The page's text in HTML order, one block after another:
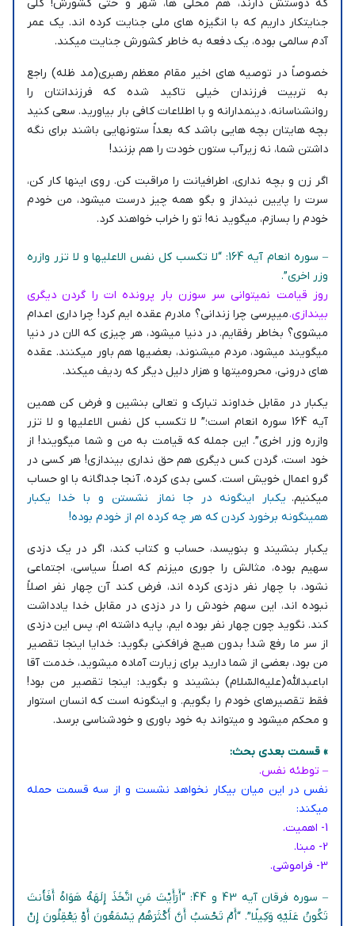
که دوستش دارند، هم محلی ها، شهر و حتی کشورش! کلی
جنایتکار داریم که با انگیزه های ملی جنایت کرده اند. یک عمر
آدم سالمی بوده، یک دفعه به خاطر کشورش جنایت میکند.
خصوصاً در توصیه های اخیر مقام معظم رهبری(مد ظله) راجع
به تربیت فرزندان خیلی تاکید شده که فرزندانتان را
روانشناسانه، دینمدارانه و با اطلاعات کافی بار بیاورید. سعی کنید
بچه هایتان بچه هایی باشد که بعداً ستونهایی باشند برای نگه
داشتن شما، نه زیرآب ستون خودت را هم بزنند!
اگر زن و بچه نداری، اطرافیانت را مراقبت کن. روی اینها کار کن،
سرت را پایین نینداز و بگو همه چیز درست میشود، من خودم
خودم را بسازم، میگوید نه! تو را خراب خواهند کرد.
– سوره انعام آیه 164: “لا تکسب کل نفس الاعلیها و لا تزر وازره
وزر اخری”.
روز قیامت نمیتوانی سر سوزن بار پرونده ات را گردن دیگری
بیندازی.میپرسی چرا زندانی؟ مادرم عقده ایم کرد! چرا داری اعدام
میشوی؟ بخاطر رفقایم. در دنیا میشود، هر چیزی که الان در دنیا
میگویند میشود، مردم میشنوند، بعضیها هم باور میکنند. عقده
های درونی، محرومیتها و هزار دلیل دیگر که ردیف میکند.
یکبار در مقابل خداوند تبارک و تعالی بنشین و فرض کن همین
آیه 164 سوره انعام است؛” لا تکسب کل نفس الاعلیها و لا تزر
وازره وزر اخری”. این جمله که قیامت به من و شما میگویند! از
خود است، گردن کس دیگری هم حق نداری بیندازی! هر کسی در
گرو اعمال خویش است. کسی بدی کرده، آنجا جداگانه با او حساب
میکنیم. یکبار اینگونه در جا نماز نشستن و با خدا یکبار
همینگونه برخورد کردن که هر چه کرده ام از خودم بوده!
یکبار بنشیند و بنویسد، حساب و کتاب کند، اگر در یک دزدی
سهیم بوده، مثالش را جوری میزنم که اصلاً سیاسی، اجتماعی
نشود، با چهار نفر دزدی کرده اند، فرض کند آن چهار نفر اصلاً
نبوده اند، این سهم خودش را در دزدی در مقابل خدا یادداشت
کند. نگوید چون چهار نفر بوده ایم، پایه داشته ام، پس این دزدی
از سر ما رفع شد! بدون هیچ فرافکنی بگوید: خدایا اینجا تقصیر
من بود، بعضی از شما دارید برای زیارت آماده میشوید، خدمت آقا
اباعبدالله(علیه‌السّلام) بنشیند و بگوید: اینجا تقصیر من بود!
فقط تقصیرهای خودم را بگویم. و اینگونه است که انسان استوار
و محکم میشود و میتواند به خود باوری و خودشناسی برسد.
» قسمت بعدی بحث:
– توطئه نفس.
نفس در این میان بیکار نخواهد نشست و از سه قسمت حمله
میکند:
1- اهمیت.
2- مبنا.
3- فراموشی.
– سوره فرقان آیه 43 و 44: “أَرَ‌أَیْتَ مَنِ اتَّخَذَ إِلَهَهُ هَوَاهُ أَفَأَنتَ
تَکُونُ عَلَیْهِ وَکِیلًا”. “أَمْ تَحْسَبُ أَنَّ أَکْثَرَ‌هُمْ یَسْمَعُونَ أَوْ یَعْقِلُونَ إِنْ